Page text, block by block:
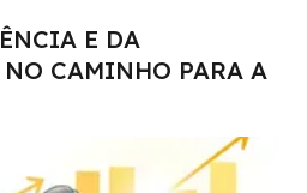
E DA
NO CAMINHO PARA A